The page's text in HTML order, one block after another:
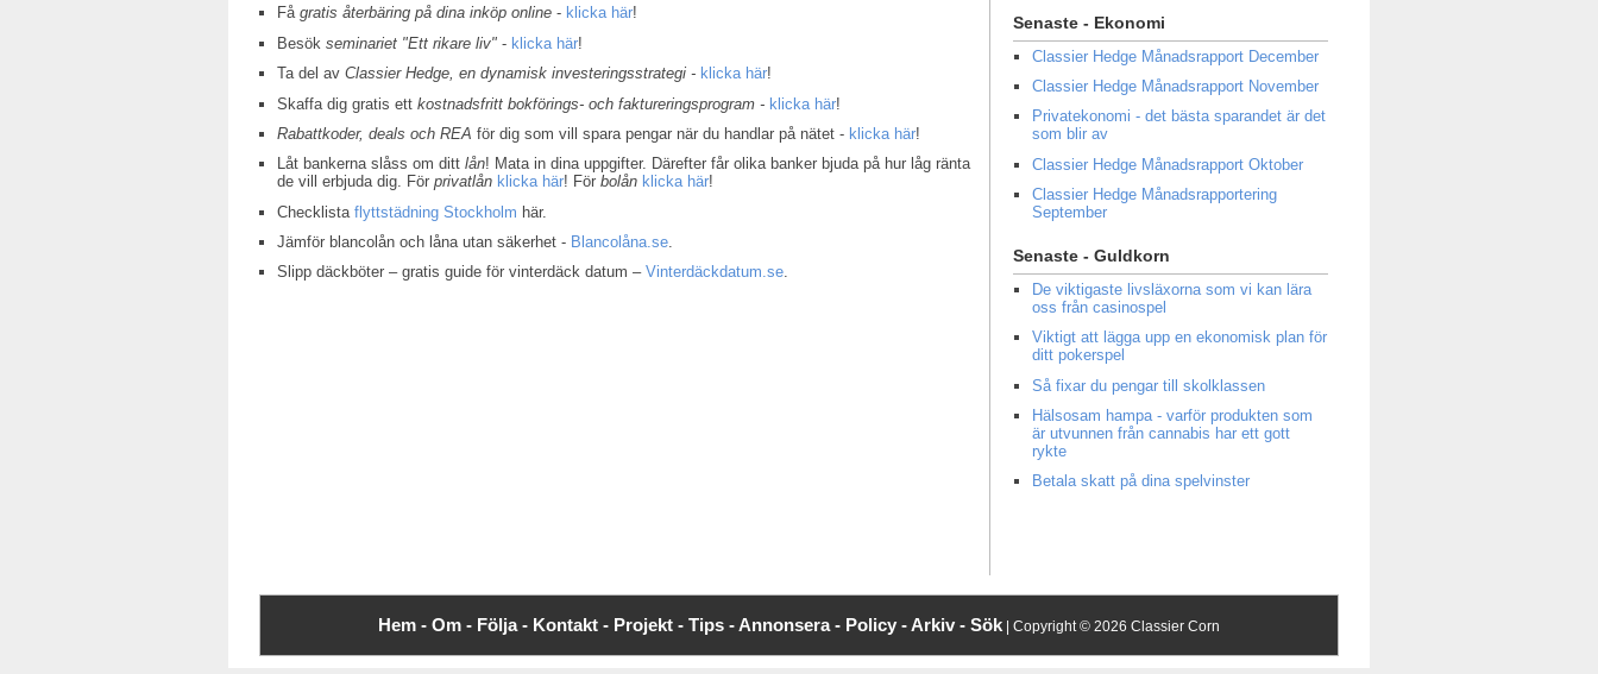
Fågratis återbäring på dina inköp online - klicka här!
Besökseminariet "Ett rikare liv" - klicka här!
Ta del avClassier Hedge, en dynamisk investeringsstrategi - klicka här!
Skaffa dig gratis ettkostnadsfritt bokförings- och faktureringsprogram - klicka här!
Rabattkoder, deals och REA för dig som vill spara pengar när du handlar på nätet - klicka här!
Låt bankerna slåss om dittlån! Mata in dina uppgifter. Därefter får olika banker bjuda på hur låg ränta
de vill erbjuda dig. Förprivatlån klicka här! Förbolån klicka här!
Checklistaflyttstädning Stockholm här.
Jämför blancolån och låna utan säkerhet - Blancolåna.se.
Slipp däckböter – gratis guide för vinterdäck datum –Vinterdäckdatum.se.
Senaste - Ekonomi
Classier Hedge Månadsrapport December
Classier Hedge Månadsrapport November
Privatekonomi - det bästa sparandet är det
som blir av
Classier Hedge Månadsrapport Oktober
Classier Hedge Månadsrapportering
September
Senaste - Guldkorn
De viktigaste livsläxorna som vi kan lära
oss från casinospel
Viktigt att lägga upp en ekonomisk plan för
ditt pokerspel
Så fixar du pengar till skolklassen
Hälsosam hampa - varför produkten som
är utvunnen från cannabis har ett gott
rykte
Betala skatt på dina spelvinster
Hem - Om - Följa - Kontakt - Projekt - Tips -Annonsera - Policy -Arkiv - Sök | Copyright © 2026 Classier Corn